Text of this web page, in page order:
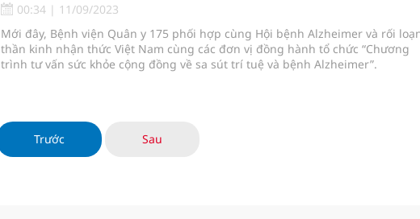
00:34 | 11/09/2023
Mới đây, Bệnh viện Quân y 175 phối hợp cùng Hội bệnh Alzheimer và rối
thần kinh nhận thức Việt Nam cùng các đơn vị đồng hành tổ chức “Chương
trình tư vấn sức khỏe cộng đồng về sa sút trí tuệ và bệnh Alzheimer”.
Trước Sau